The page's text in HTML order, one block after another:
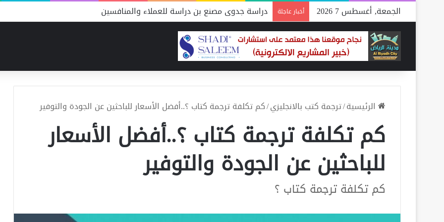
الجمعة, أغسطس 7 2026 أخبار عاجلة دراسة جدوى مصنع بن دراسة للعملاء والمنافسين
الرئيسية/ترجمة كتب بالانجليزي/كم تكلفة ترجمة كتاب ؟..أفضل الأسعار للباحثين عن الجودة والتوفير
كم تكلفة ترجمة كتاب ؟..أفضل الأسعار
للباحثين عن الجودة والتوفير
كم تكلفة ترجمة كتاب ؟